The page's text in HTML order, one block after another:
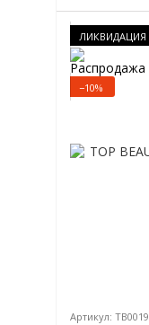
ЛИКВИДАЦИЯ
−10%
Артикул: TB0019